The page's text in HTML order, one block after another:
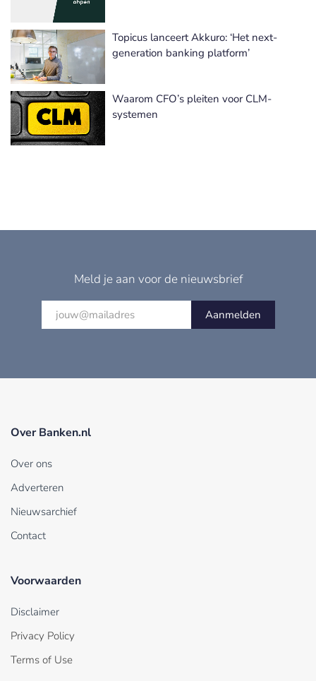
Topicus lanceert Akkuro: ‘Het next-
generation banking platform’
Waarom CFO’s pleiten voor CLM-
systemen
Meld je aan voor de nieuwsbrief
Aanmelden
Over Banken.nl
Over ons
Adverteren
Nieuwsarchief
Contact
Voorwaarden
Disclaimer
Privacy Policy
Terms of Use